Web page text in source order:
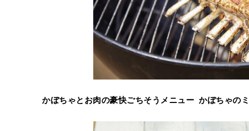
かぼちゃとお肉の豪快ごちそうメニュー かぼちゃの